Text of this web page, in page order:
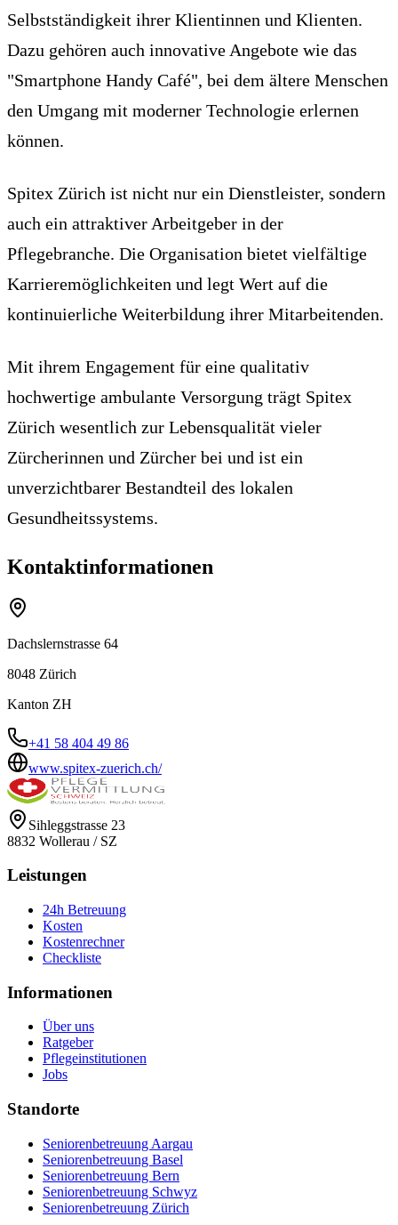
Selbstständigkeit ihrer Klientinnen und Klienten.
Dazu gehören auch innovative Angebote wie das
"Smartphone Handy Café", bei dem ältere Menschen
den Umgang mit moderner Technologie erlernen
können.
Spitex Zürich ist nicht nur ein Dienstleister, sondern
auch ein attraktiver Arbeitgeber in der
Pflegebranche. Die Organisation bietet vielfältige
Karrieremöglichkeiten und legt Wert auf die
kontinuierliche Weiterbildung ihrer Mitarbeitenden.
Mit ihrem Engagement für eine qualitativ
hochwertige ambulante Versorgung trägt Spitex
Zürich wesentlich zur Lebensqualität vieler
Zürcherinnen und Zürcher bei und ist ein
unverzichtbarer Bestandteil des lokalen
Gesundheitssystems.
Kontaktinformationen
Dachslernstrasse 64
8048 Zürich
Kanton ZH
+41 58 404 49 86
www.spitex-zuerich.ch/
Sihleggstrasse 23
8832 Wollerau / SZ
Leistungen
24h Betreuung
Kosten
Kostenrechner
Checkliste
Informationen
Über uns
Ratgeber
Pflegeinstitutionen
Jobs
Standorte
Seniorenbetreuung Aargau
Seniorenbetreuung Basel
Seniorenbetreuung Bern
Seniorenbetreuung Schwyz
Seniorenbetreuung Zürich